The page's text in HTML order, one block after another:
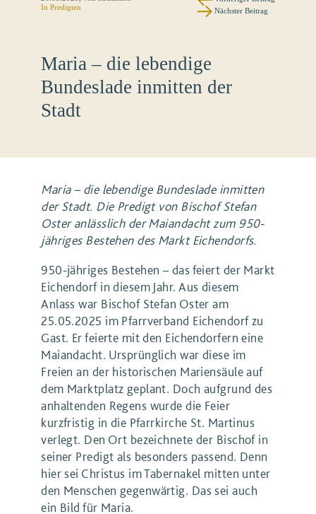
InPredigten
Nächster Beitrag
Maria – die lebendige
Bundeslade inmitten der
Stadt
Maria – die lebendige Bundeslade inmitten
der Stadt. Die Predigt von Bischof Stefan
Oster anlässlich der Maiandacht zum 950-
jähriges Bestehen des Markt Eichendorfs.
950-jähriges Bestehen – das feiert der Markt
Eichendorf in diesem Jahr. Aus diesem
Anlass war Bischof Stefan Oster am
25.05.2025 im Pfarrverband Eichendorf zu
Gast. Er feierte mit den Eichendorfern eine
Maiandacht. Ursprünglich war diese im
Freien an der historischen Mariensäule auf
dem Marktplatz geplant. Doch aufgrund des
anhaltenden Regens wurde die Feier
kurzfristig in die Pfarrkirche St. Martinus
verlegt. Den Ort bezeichnete der Bischof in
seiner Predigt als besonders passend. Denn
hier sei Christus im Tabernakel mitten unter
den Menschen gegenwärtig. Das sei auch
ein Bild für Maria.